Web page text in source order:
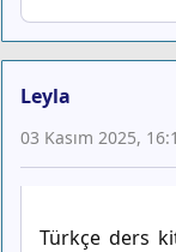
Leyla
03 Kasım 2025,
Türkçe ders